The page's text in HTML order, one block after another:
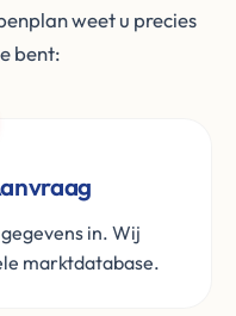
weet u precies
bent:
in. Wij
marktdatabase.